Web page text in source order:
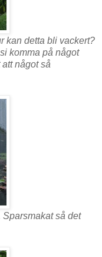
kan detta bli vackert?
komma på något
något så
så det